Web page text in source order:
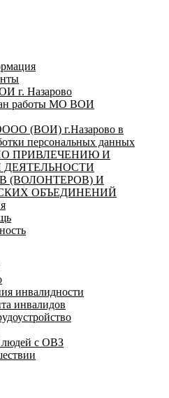
г. Назарово
работы МО ВОИ
(ВОИ) г.Назарово в
персональных данных
ПРИВЛЕЧЕНИЮ И
(ВОЛОНТЕРОВ) И
ОБЪЕДИНЕНИЙ
инвалидности
инвалидов
с ОВЗ